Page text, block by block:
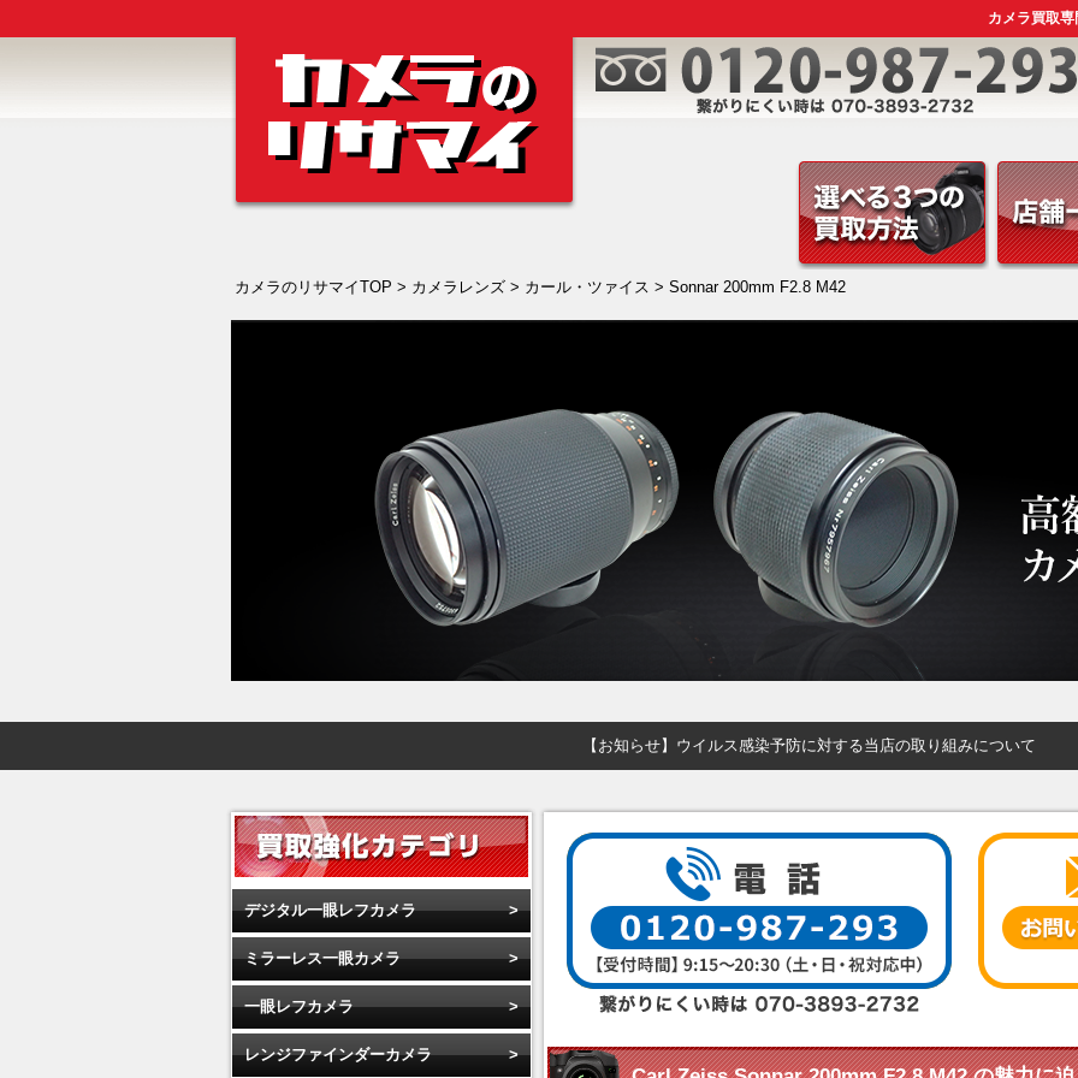
カメラ買取
カメラのリサマイTOP > カメラレンズ> カール・ツァイス > Sonnar 200mm F2.8 M42
【お知らせ】ウイルス感染予防に対する当店の取り組みについて
デジタル一眼レフカメラ
ミラーレス一眼カメラ
一眼レフカメラ
レンジファインダーカメラ